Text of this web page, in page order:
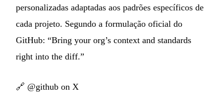
personalizadas adaptadas aos padrões específicos de
cada projeto. Segundo a formulação oficial do
GitHub: “Bring your org’s context and standards
right into the diff.”
🔗 @github on X